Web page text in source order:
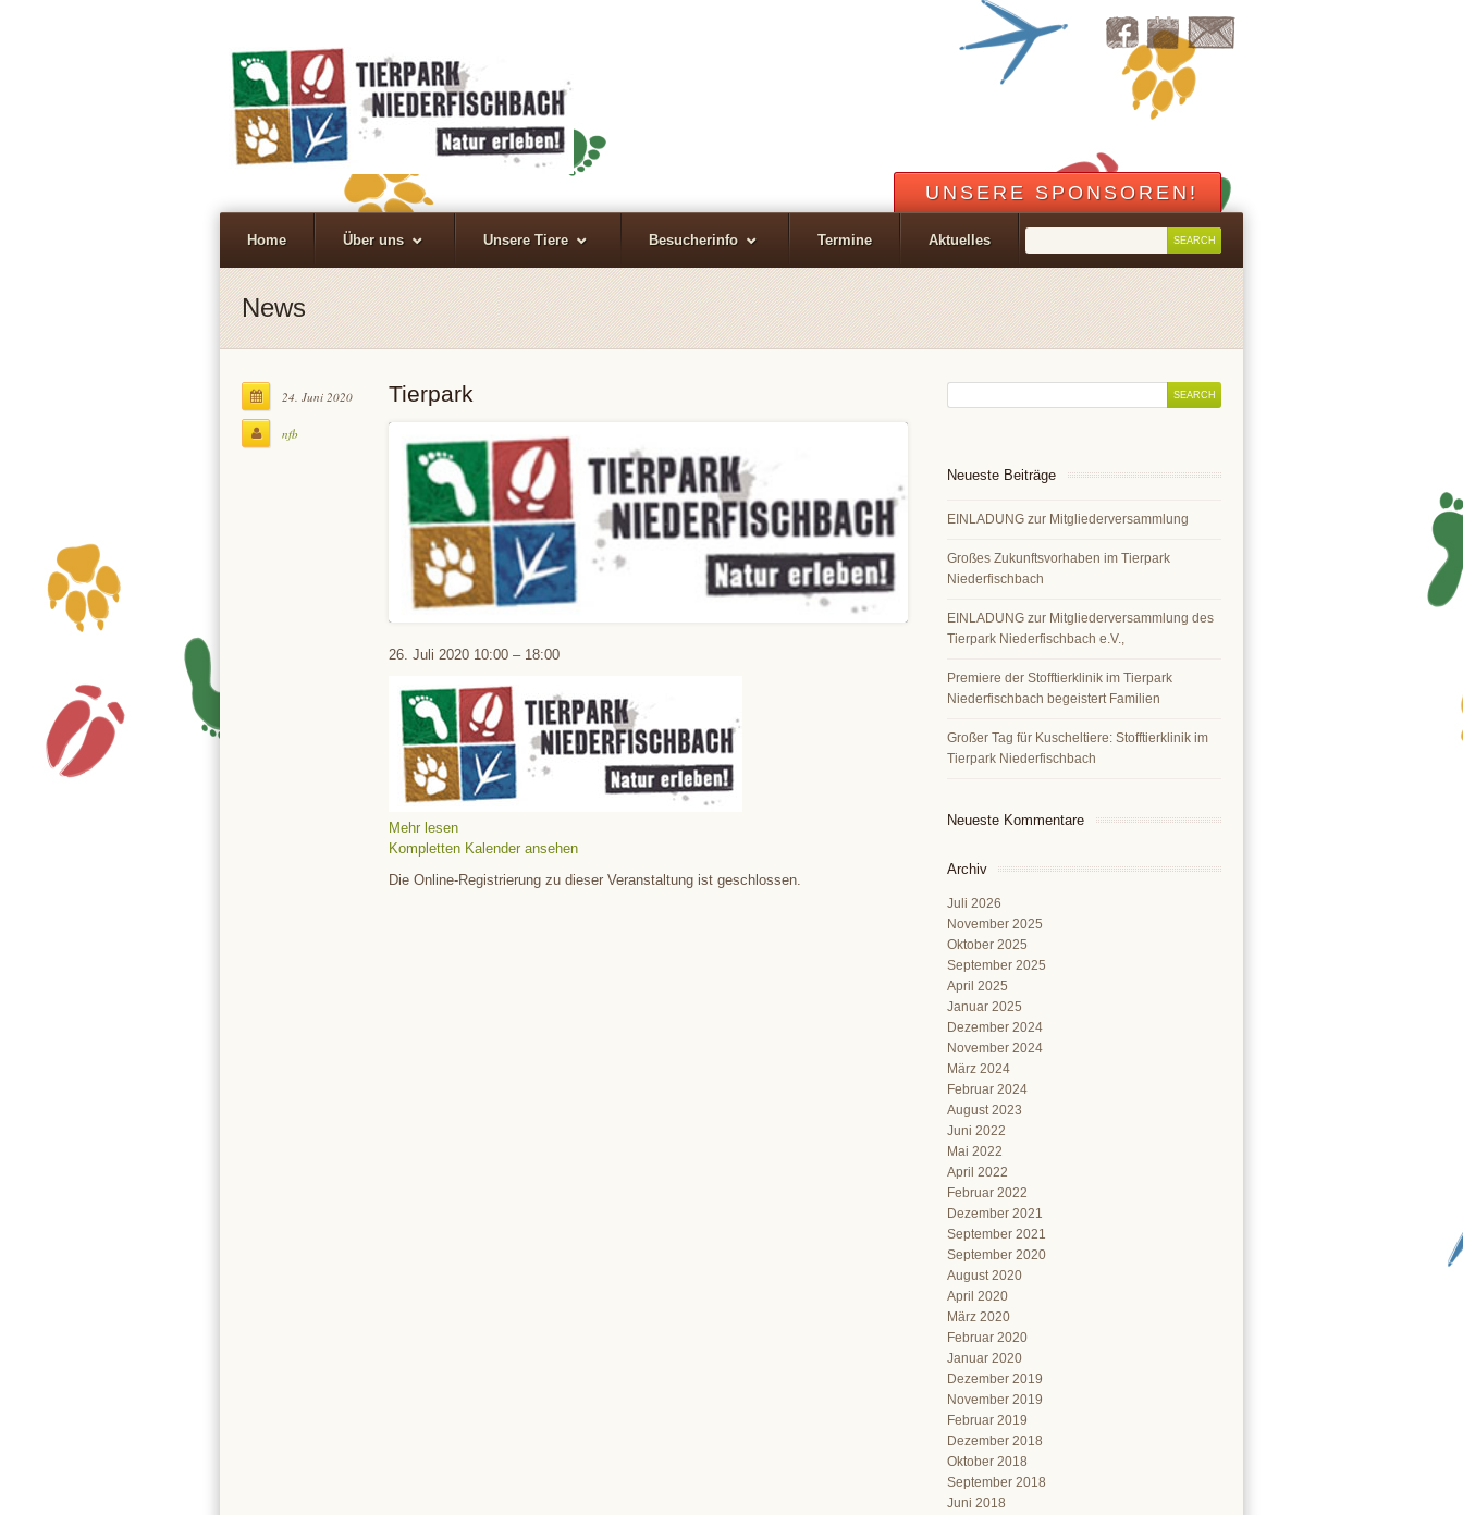
UNSERE SPONSOREN!
Home Über uns Unsere Tiere Besucherinfo Termine Aktuelles
News
24. Juni 2020
nfb
Tierpark
Tierpark
26. Juli 2020 10:00 – 18:00
Mehr lesen
Kompletten Kalender ansehen
Die Online-Registrierung zu dieser Veranstaltung ist geschlossen.
Neueste Beiträge
EINLADUNG zur Mitgliederversammlung
Großes Zukunftsvorhaben im Tierpark
Niederfischbach
EINLADUNG zur Mitgliederversammlung des
Tierpark Niederfischbach e.V.,
Premiere der Stofftierklinik im Tierpark
Niederfischbach begeistert Familien
Großer Tag für Kuscheltiere: Stofftierklinik im
Tierpark Niederfischbach
Neueste Kommentare
Archiv
Juli 2026
November 2025
Oktober 2025
September 2025
April 2025
Januar 2025
Dezember 2024
November 2024
März 2024
Februar 2024
August 2023
Juni 2022
Mai 2022
April 2022
Februar 2022
Dezember 2021
September 2021
September 2020
August 2020
April 2020
März 2020
Februar 2020
Januar 2020
Dezember 2019
November 2019
Februar 2019
Dezember 2018
Oktober 2018
September 2018
Juni 2018